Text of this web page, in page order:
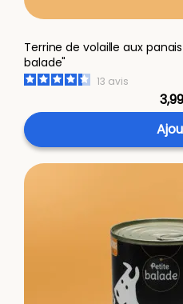
Terrine de volaille aux
balade"
13 avis